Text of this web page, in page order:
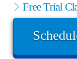
Free Trial